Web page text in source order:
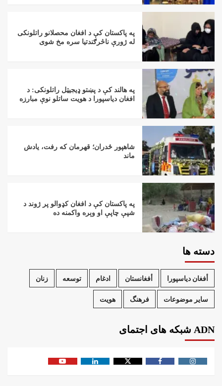
په پاکستان کې د افغان محصلانو راتلونکی
له ژورې ناڅرګندتیا سره مخ شوی
په هالند کې د پښتو ډیجیټل راتلونکی: د
افغان دیاسپورا د هویت ساتلو نوې مبارزه
شاهپور ځدران؛ قهرمان که رفت، یادش
ماند
په پاکستان کې د افغان کډوالو پر ژوند د
شپې چاپې او وېره واکمنه ده
دسته ها
أفغان دیاسپورا أفغانستان ادغام توسعه زنان
سایر موضوعات فرهنگ هویت
ADN شبکه های اجتمای